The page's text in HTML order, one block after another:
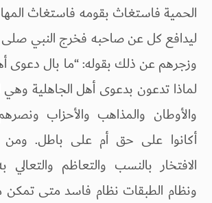
الحمية فاستغاث بقومه فاستغاث
ليدافع كل عن صاحبه فخرج النبي صلى
وزجرهم عن ذلك بقوله: “ما بال دعوى
لماذا تدعون بدعوى أهل الجاهلية
والأوطان والمذاهب والأحزاب
أكانوا على حق أم على باطل. ومن
الافتخار بالنسب والتعاظم والتعالي
ونظام الطبقات نظام فاسد متى